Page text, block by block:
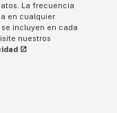
La frecuencia
en cualquier
incluyen en cada
nuestros